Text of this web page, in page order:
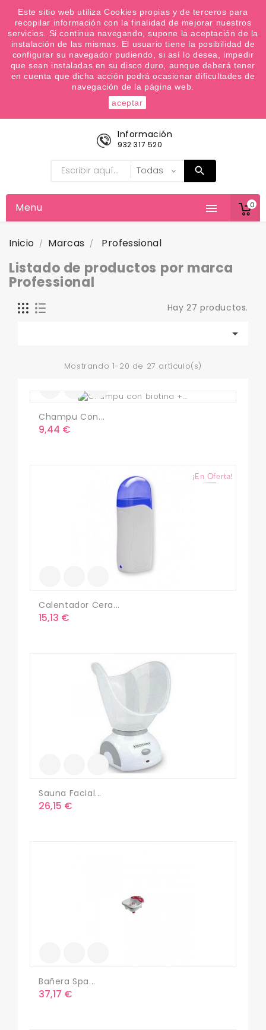
¿Quiere conocer las próximas ofertas del fin de
semana? Apúntate a nuestra Newsletter
Favoritos (0)

0
Información
932 317 520

Menu
Inicio Marcas Professional
Listado de productos por marca
Professional
Hay 27 productos.

Mostrando 1-20 de 27 artículo(s)
Champu Con...
Precio
9,44 €
¡En Oferta!
Calentador Cera...
Precio
15,13 €
Sauna Facial...
Precio
26,15 €
Bañera Spa...
Precio
37,17 €
Este sitio web utiliza Cookies propias y de terceros para
recopilar información con la finalidad de mejorar nuestros
servicios. Si continua navegando, supone la aceptación de la
instalación de las mismas. El usuario tiene la posibilidad de
configurar su navegador pudiendo, si así lo desea, impedir
que sean instaladas en su disco duro, aunque deberá tener
en cuenta que dicha acción podrá ocasionar dificultades de
navegación de la página web.
aceptar